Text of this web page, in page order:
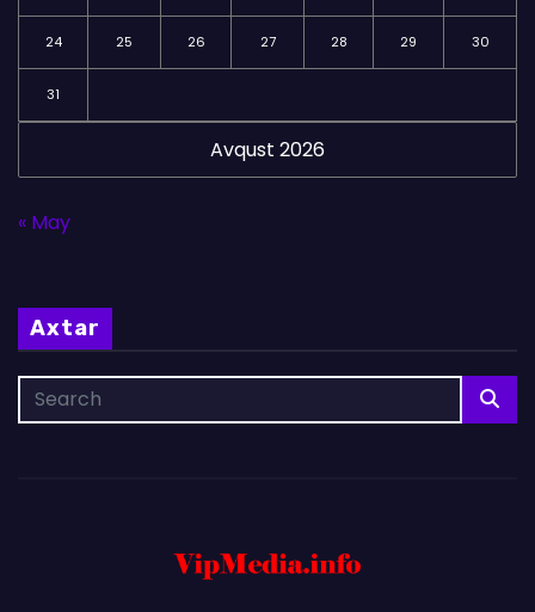
Avqust 2026
24 25 26 27 28 29 30
31
« May
Axtar